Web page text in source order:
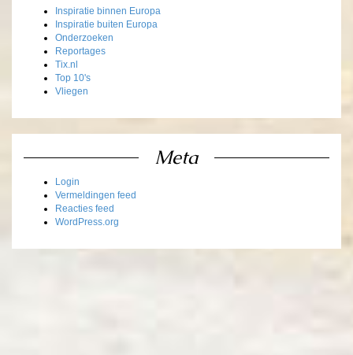
Inspiratie binnen Europa
Inspiratie buiten Europa
Onderzoeken
Reportages
Tix.nl
Top 10's
Vliegen
Meta
Login
Vermeldingen feed
Reacties feed
WordPress.org